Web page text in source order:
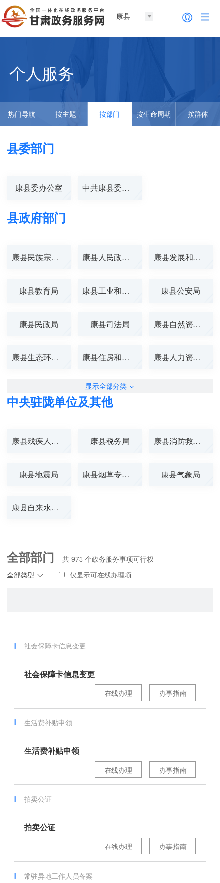
康县
个人服务
热门导航 按主题 按部门 按生命周期 按群体
县委部门
康县委办公室 中共康县委宣传...
县政府部门
康县民族宗教事... 康县人民政府办... 康县发展和改革...
康县教育局 康县工业和信息... 康县公安局
康县民政局 康县司法局 康县自然资源局
康县生态环境局 康县住房和城乡... 康县人力资源和...
显示全部分类
中央驻陇单位及其他
康县残疾人联合... 康县税务局 康县消防救援大...
康县地震局 康县烟草专卖局 康县气象局
康县自来水公司
全部部门
全部类型
共973 个政务服务事项可行权
仅显示可在线办理项
社会保障卡信息变更
社会保障卡信息变更
办事指南
在线办理
生活费补贴申领
生活费补贴申领
办事指南
在线办理
拍卖公证
拍卖公证
办事指南
在线办理
常驻异地工作人员备案